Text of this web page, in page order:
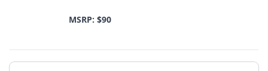
MSRP: $90
附加材料